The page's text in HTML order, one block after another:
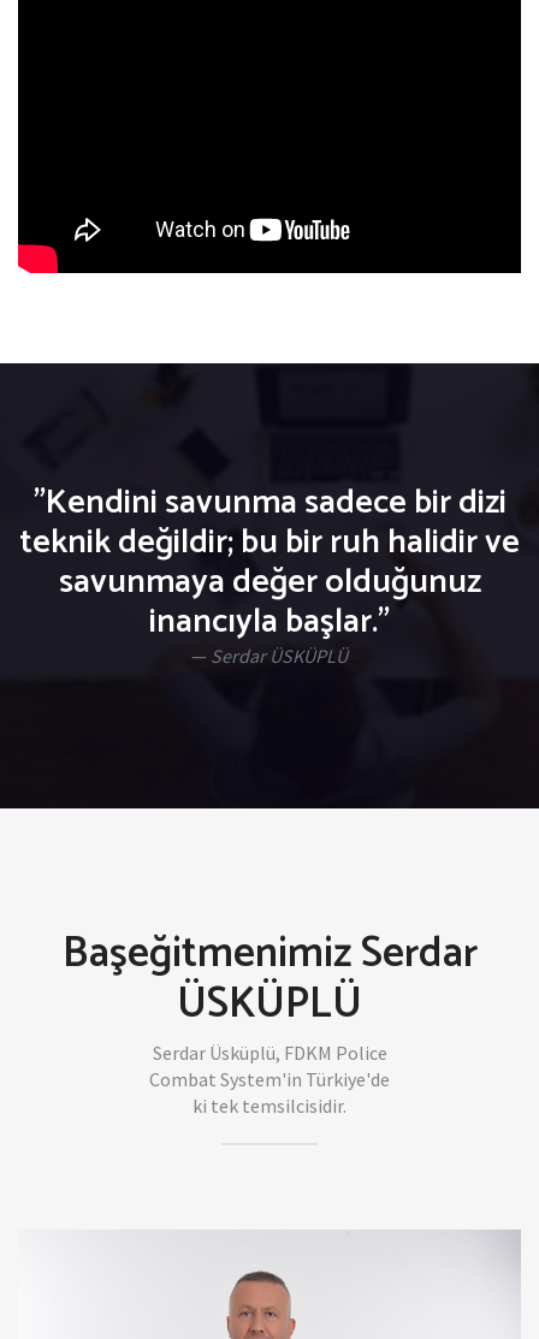
"Kendini savunma sadece bir dizi
teknik değildir; bu bir ruh halidir ve
savunmaya değer olduğunuz
inancıyla başlar."
Serdar ÜSKÜPLÜ
Başeğitmenimiz Serdar
ÜSKÜPLÜ
Serdar Üsküplü, FDKM Police
Combat System'in Türkiye'de
ki tek temsilcisidir.